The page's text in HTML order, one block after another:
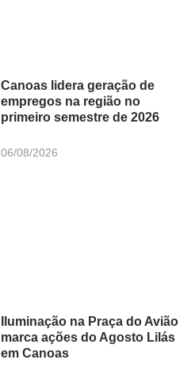
Canoas lidera geração de
empregos na região no
primeiro semestre de 2026
06/08/2026
Iluminação na Praça do Avião
marca ações do Agosto Lilás
em Canoas